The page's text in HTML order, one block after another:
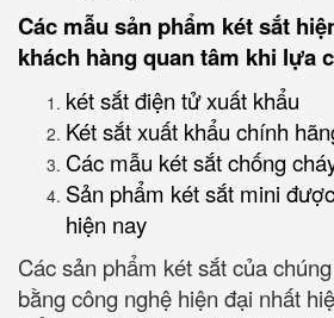
Các mẫu sản phẩm két sắt
khách hàng quan tâm khi lựa
két sắt điện tử xuất khẩu
Két sắt xuất khẩu chính
Các mẫu két sắt chống
Sản phẩm két sắt mini
hiện nay
Các sản phẩm két sắt của
bằng công nghệ hiện đại nhất